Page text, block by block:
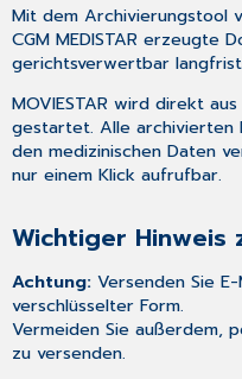
Aufbewahrung
von
Büchern,
und
Unterlagen
in
elektronischer
sowie
zum
Datenzugriff
(GoBD)
Was
ist
Mit dem Archivierungstool
CGM MEDISTAR erzeugte
gerichtsverwertbar
MOVIESTAR wird direkt aus
gestartet. Alle archivierten
den medizinischen Daten
nur einem Klick aufrufbar.
Wichtiger Hinweis
Achtung:Versenden Sie
verschlüsselter Form.
Vermeiden Sie außerdem,
zu versenden.